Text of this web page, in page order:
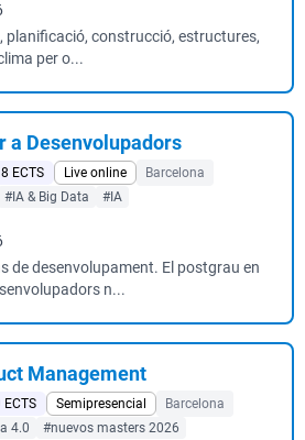
planificació, construcció, estructures,
per o...
a Desenvolupadors
ECTS Live online
Barcelona
#IA & Big Data
#IA
de desenvolupament. El postgrau en
n...
Management
ECTS Semipresencial
Barcelona
4.0 #nuevos masters 2026